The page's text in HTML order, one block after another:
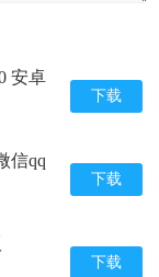
安卓
下载
信qq
下载
下载